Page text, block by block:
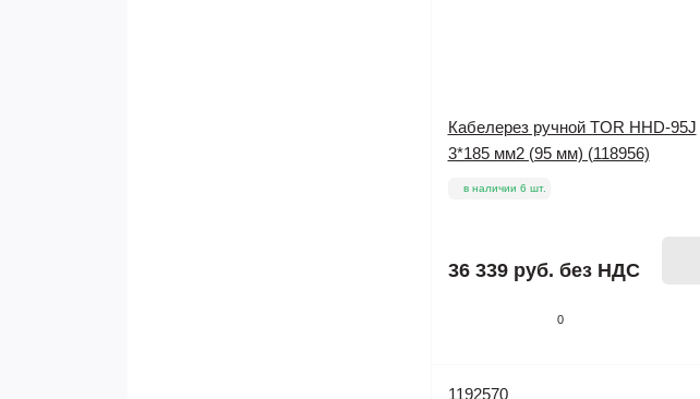
0
Кабелерез ручной TOR HHD-95J
3*185 мм2 (95 мм) (118956)
в наличии 6 шт.
36 339 руб. без НДС
1192570